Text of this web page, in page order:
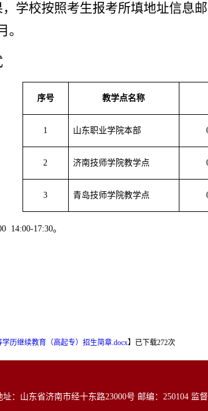
学校按照考生报考所填地址信息
。
序号 教学点名称
1 山东职业学院本部
2 济南技师学院教学点
3 青岛技师学院教学点
14:00-17:30。
学历继续教育（高起专）招生简章.docx】 已下载272次
：山东省济南市经十东路23000号 邮编：250104 监